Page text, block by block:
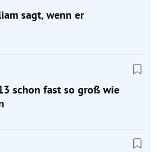
sagt, wenn er
schon fast so groß wie